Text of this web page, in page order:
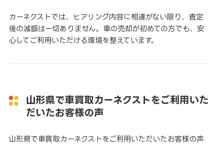
カーネクストでは、ヒアリング内容に相違がない限り、査定
後の減額は一切ありません。車の売却が初めての方でも、安
心してご利用いただける環境を整えています。
山形県で車買取カーネクストをご利用いた
だいたお客様の声
山形県で車買取カーネクストをご利用いただいたお客様の声